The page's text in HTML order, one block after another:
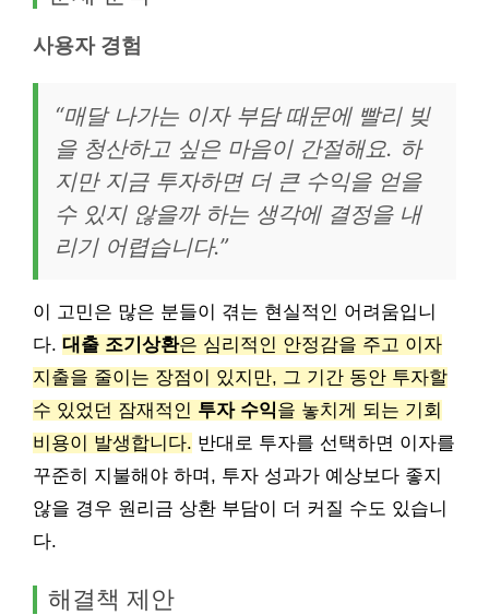
사용자 경험
“매달 나가는 이자 부담 때문에 빨리 빚
을 청산하고 싶은 마음이 간절해요. 하
지만 지금 투자하면 더 큰 수익을 얻을
수 있지 않을까 하는 생각에 결정을 내
리기 어렵습니다.”
이 고민은 많은 분들이 겪는 현실적인 어려움입니
다. 대출 조기상환은 심리적인 안정감을 주고 이자
지출을 줄이는 장점이 있지만, 그 기간 동안 투자할
수 있었던 잠재적인 투자 수익을 놓치게 되는 기회
비용이 발생합니다. 반대로 투자를 선택하면 이자를
꾸준히 지불해야 하며, 투자 성과가 예상보다 좋지
않을 경우 원리금 상환 부담이 더 커질 수도 있습니
다.
해결책 제안